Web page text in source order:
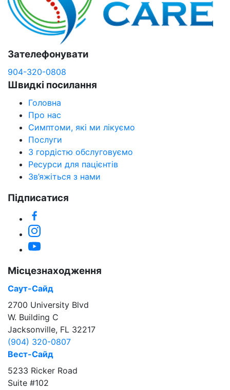
Зателефонувати
904-320-0808
Швидкі посилання
Головна
Про нас
Симптоми, які ми лікуємо
Послуги
З гордістю обслуговуємо
Ресурси для пацієнтів
Зв’яжіться з нами
Підписатися
Instagram
YouTube
Місцезнаходження
Саут-Сайд
2700 University Blvd
W. Building C
Jacksonville, FL 32217
(904) 320-0807
Вест-Сайд
5233 Ricker Road
Suite #102